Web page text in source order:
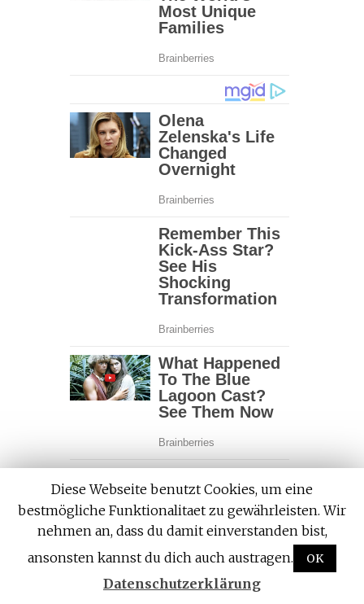
„Vollwertige Pflanzenkost reduziert das
Cholesterin im Blut. Denn pflanzliche
Lebensmittel beinhalten tendenziell sehr wenig
gesättigte Fettsäuren und sie haben null
Cholesterin. Außerdem sind in einer
Diese Webseite benutzt Cookies, um eine
bestmögliche Funktionalitaet zu gewährleisten. Wir
nehmen an, dass du damit einverstanden bist,
ansonsten kannst du dich auch austragen.
OK
Datenschutzerklärung